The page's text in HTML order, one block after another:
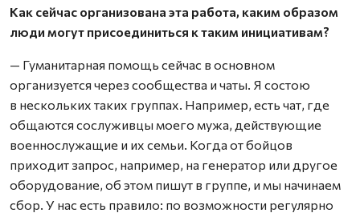
Как сейчас организована эта работа, каким образом
люди могут присоединиться к таким инициативам?
— Гуманитарная помощь сейчас в основном
организуется через сообщества и чаты. Я состою
в нескольких таких группах. Например, есть чат, где
общаются сослуживцы моего мужа, действующие
военнослужащие и их семьи. Когда от бойцов
приходит запрос, например, на генератор или другое
оборудование, об этом пишут в группе, и мы начинаем
сбор. У нас есть правило: по возможности регулярно